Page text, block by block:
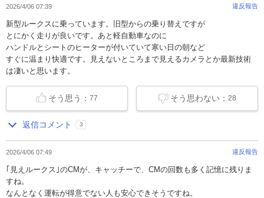
2026/4/06 07:39 違反報告
新型ルークスに乗っています。旧型からの乗り替えですが
とにかく走りが良いです。あと軽自動車なのに
ハンドルとシートのヒーターが付いていて寒い日の朝など
すぐに温まり快適です。見えないところまで見えるカメラとか最新技術
は凄いと思います。
そう思わない： 28
そう思う：77
返信コメント 3
2026/4/06 07:49 違反報告
｢見えルークス｣のCMが、キャッチーで、CMの回数も多く記憶に残りま
すね。
なんとなく運転が得意でない人も安心できそうですね。